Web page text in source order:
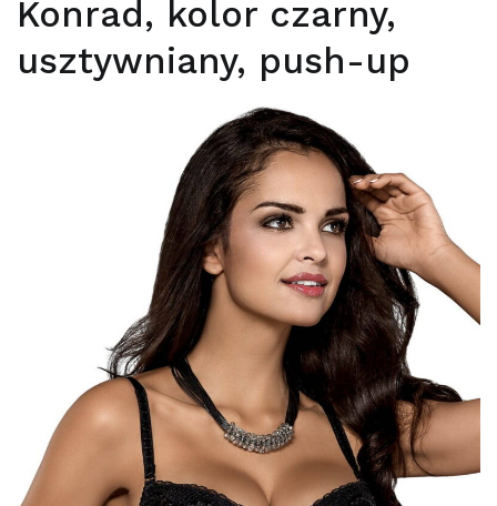
Konrad, kolor czarny,
usztywniany, push-up